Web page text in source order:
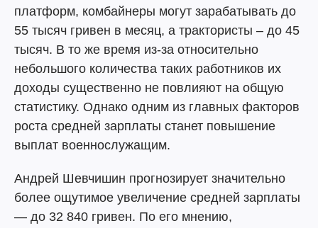
платформ, комбайнеры могут зарабатывать до
55 тысяч гривен в месяц, а трактористы – до 45
тысяч. В то же время из-за относительно
небольшого количества таких работников их
доходы существенно не повлияют на общую
статистику. Однако одним из главных факторов
роста средней зарплаты станет повышение
выплат военнослужащим.
Андрей Шевчишин прогнозирует значительно
более ощутимое увеличение средней зарплаты
— до 32 840 гривен. По его мнению,